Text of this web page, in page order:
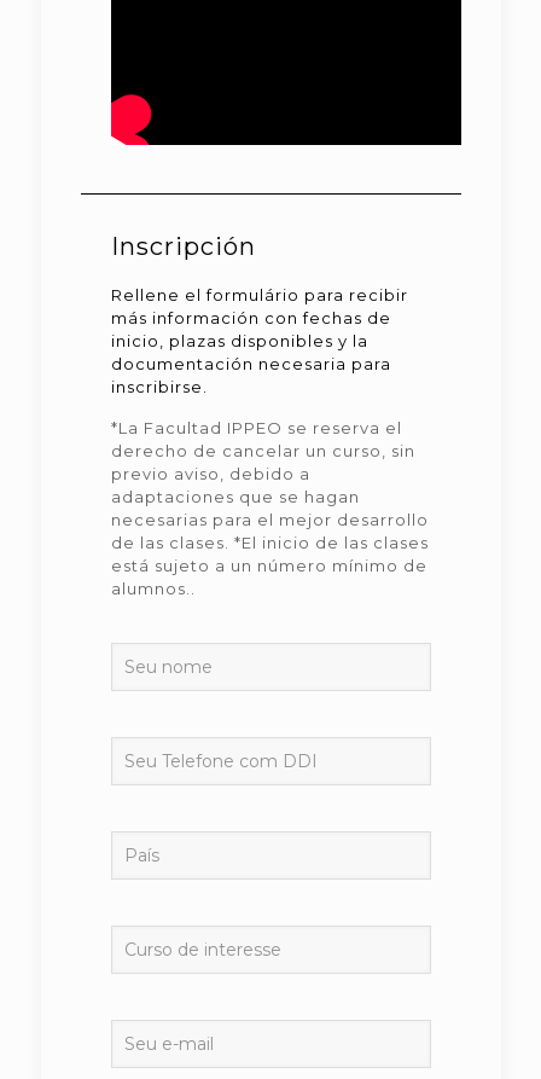
Inscripción
Rellene el formulário para recibir
más información con fechas de
inicio, plazas disponibles y la
documentación necesaria para
inscribirse.
*La Facultad IPPEO se reserva el
derecho de cancelar un curso, sin
previo aviso, debido a
adaptaciones que se hagan
necesarias para el mejor desarrollo
de las clases. *El inicio de las clases
está sujeto a un número mínimo de
alumnos..